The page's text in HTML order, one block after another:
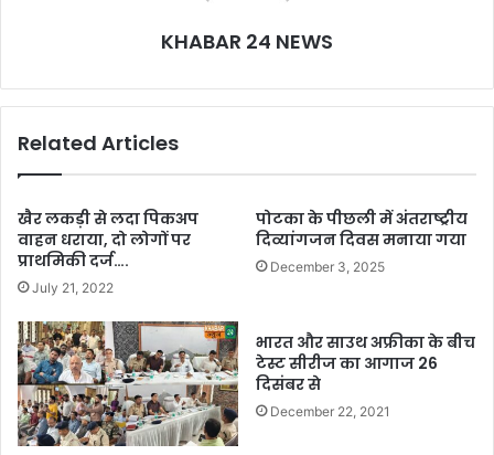
KHABAR 24 NEWS
Related Articles
खैर लकड़ी से लदा पिकअप
वाहन धराया, दो लोगों पर
प्राथमिकी दर्ज….
July 21, 2022
पोटका के पीछली में अंतराष्ट्रीय
दिव्यांगजन दिवस मनाया गया
December 3, 2025
भारत और साउथ अफ्रीका के बीच
टेस्ट सीरीज का आगाज 26
दिसंबर से
December 22, 2021